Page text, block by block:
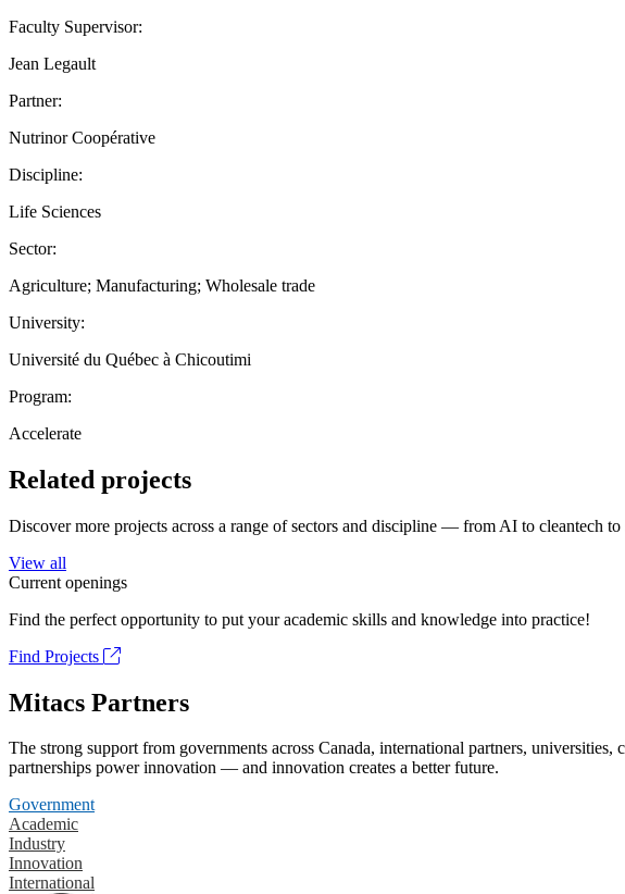
Faculty Supervisor:
Jean Legault
Partner:
Nutrinor Coopérative
Discipline:
Life Sciences
Sector:
Agriculture; Manufacturing; Wholesale trade
University:
Université du Québec à Chicoutimi
Program:
Accelerate
Related projects
Discover more projects across a range of sectors and discipline — from AI to cleantech
View all
Current openings
Find the perfect opportunity to put your academic skills and knowledge into practice!
Find Projects
Mitacs Partners
The strong support from governments across Canada, international partners,
partnerships power innovation — and innovation creates a better future.
Government
Academic
Industry
Innovation
International